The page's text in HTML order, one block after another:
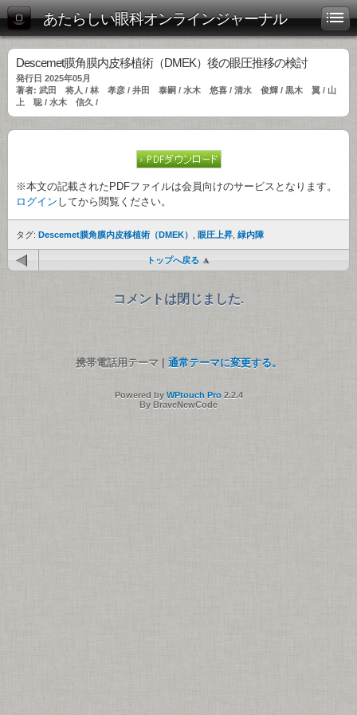
あたらしい眼科オンラインジャーナル
Descemet膜角膜内皮移植術（DMEK）後の眼圧推移の検討
発行日 2025年05月
著者: 武田 将人 / 林 孝彦 / 井田 泰嗣 / 水木 悠喜 / 清水 俊輝 / 黒木 翼 / 山
上 聡 / 水木 信久 /
※本文の記載されたPDFファイルは会員向けのサービスとなります。
ログイン してから閲覧ください。
タグ: Descemet膜角膜内皮移植術（DMEK） 眼圧上昇 緑内障
トップへ戻る
コメントは閉じました.
携帯電話用テーマ | 通常テーマに変更する。
Powered by WPtouch Pro2.2.4
By BraveNewCode